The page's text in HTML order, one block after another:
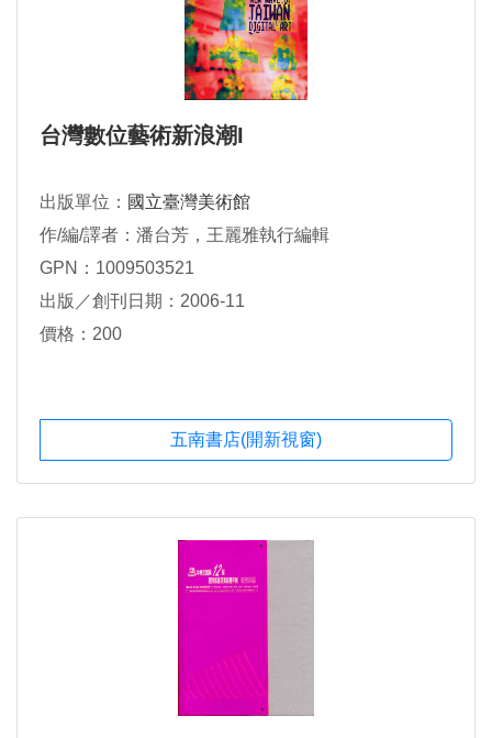
台灣數位藝術新浪潮I
出版單位： 國立臺灣美術館
作/編/譯者：潘台芳，王麗雅執行編輯
GPN：1009503521
出版／創刊日期：2006-11
價格：200
五南書店(開新視窗)